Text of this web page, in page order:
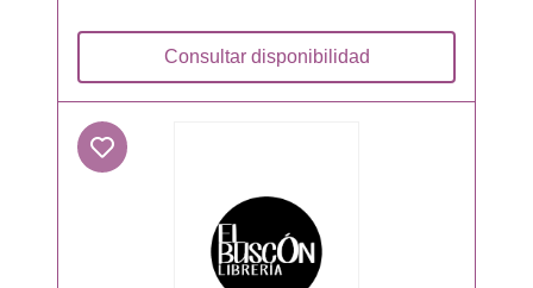
Consultar disponibilidad